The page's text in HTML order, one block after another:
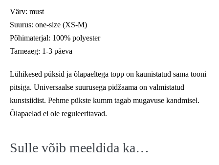
Värv: must
Suurus: one-size (XS-M)
Põhimaterjal: 100% polyester
Tarneaeg: 1-3 päeva
Lühikesed püksid ja õlapaeltega topp on kaunistatud sama tooni
pitsiga. Universaalse suurusega pidžaama on valmistatud
kunstsiidist. Pehme pükste kumm tagab mugavuse kandmisel.
Õlapaelad ei ole reguleeritavad.
Sulle võib meeldida ka…